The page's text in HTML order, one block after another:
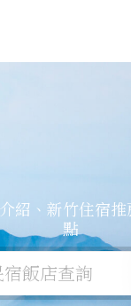
紹、新竹住宿
點